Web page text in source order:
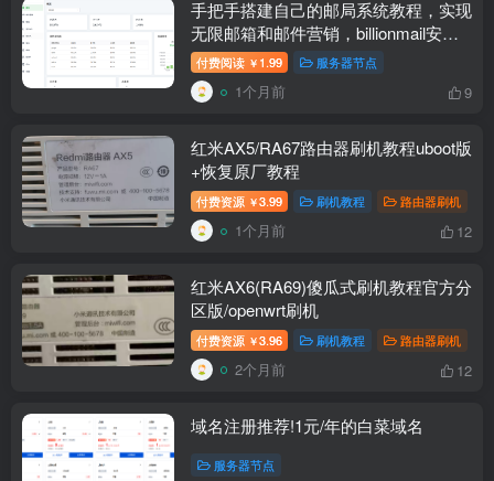
手把手搭建自己的邮局系统教程，实现
无限邮箱和邮件营销，billionmail安装
教程国内服务器安装
付费阅读 ￥ 1.99 服务器节点
1个月前 9
红米AX5/RA67路由器刷机教程uboot版
+恢复原厂教程
付费资源 ￥3.99 刷机教程 路由器刷机
1个月前 12
红米AX6(RA69)傻瓜式刷机教程官方分
区版/openwrt刷机
付费资源 ￥3.96 刷机教程 路由器刷机
2个月前 12
域名注册推荐!1元/年的白菜域名
服务器节点